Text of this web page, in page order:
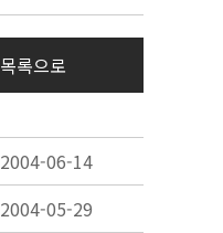
목록으로
2004-06-14
2004-05-29